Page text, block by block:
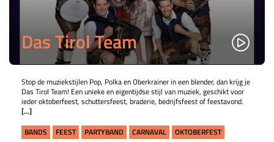
Das Tirol Team
Stop de muziekstijlen Pop, Polka en Oberkrainer in een blender, dan krijg je
Das Tirol Team! Een unieke en eigentijdse stijl van muziek, geschikt voor
ieder oktoberfeest, schuttersfeest, braderie, bedrijfsfeest of feestavond.
[...]
BANDS
FEEST PARTYBAND CARNAVAL
OKTOBERFEST